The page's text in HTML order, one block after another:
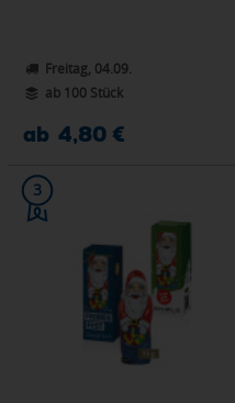
Freitag, 04.09.
ab 100 Stück
ab 4,80 €
3